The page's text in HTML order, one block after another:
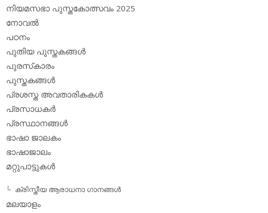
നിയമസഭാ പുസ്തകോത്സവം 2025
നോവല്‍
പഠനം
പുതിയ പുസ്തകങ്ങള്‍
പുരസ്‌കാരം
പുസ്തകങ്ങള്‍
പ്രശസ്ത അവതാരികകള്‍
പ്രസാധകര്‍
പ്രസ്ഥാനങ്ങള്‍
ഭാഷാ ജാലകം
ഭാഷാജാലം
മറ്റുപാട്ടുകള്‍
ക്രിസ്തീയ ആരാധനാ ഗാനങ്ങള്‍
മലയാളം